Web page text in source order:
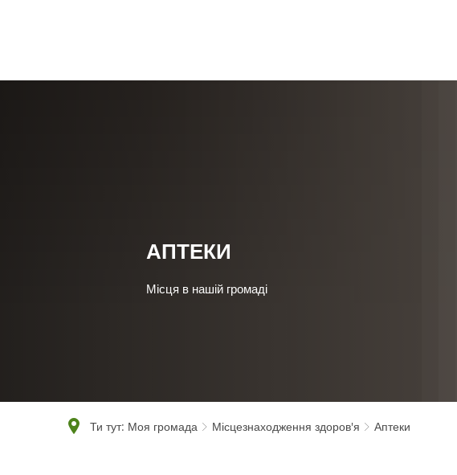
АПТЕКИ
Місця в нашій громаді
Ти тут: Моя громада Місцезнаходження здоров'я Аптеки